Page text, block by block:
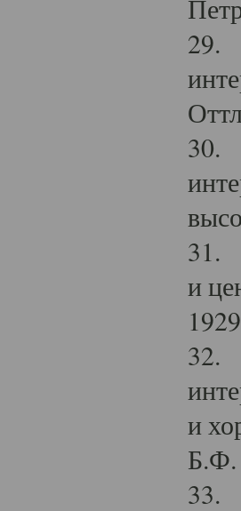
29.
30.
31.
и
32.
и
Б.Ф.
33.